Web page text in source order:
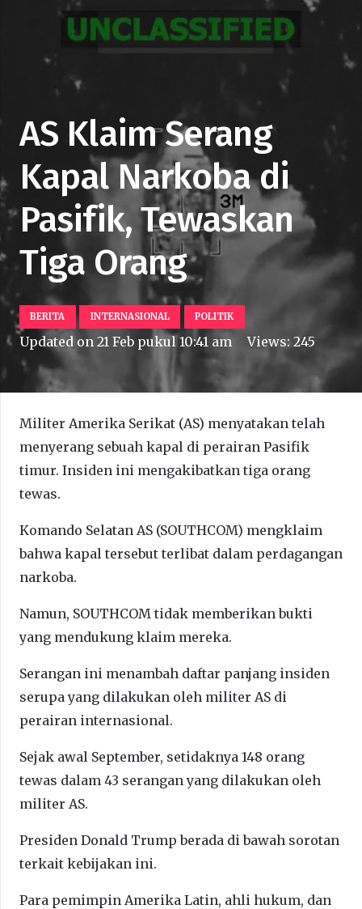
AS Klaim Serang
Kapal Narkoba di
Pasifik, Tewaskan
Tiga Orang
BERITA INTERNASIONAL POLITIK
Updated on 21 Feb pukul 10:41 am Views:245
Militer Amerika Serikat (AS) menyatakan telah
menyerang sebuah kapal di perairan Pasifik
timur. Insiden ini mengakibatkan tiga orang
tewas.
Komando Selatan AS (SOUTHCOM) mengklaim
bahwa kapal tersebut terlibat dalam perdagangan
narkoba.
Namun, SOUTHCOM tidak memberikan bukti
yang mendukung klaim mereka.
Serangan ini menambah daftar panjang insiden
serupa yang dilakukan oleh militer AS di
perairan internasional.
Sejak awal September, setidaknya 148 orang
tewas dalam 43 serangan yang dilakukan oleh
militer AS.
Presiden Donald Trump berada di bawah sorotan
terkait kebijakan ini.
Para pemimpin Amerika Latin, ahli hukum, dan